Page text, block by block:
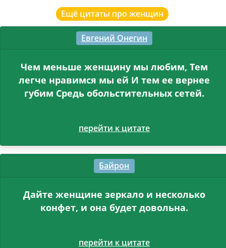
Ещё цитаты про женщин
Евгений Онегин
Чем меньше женщину мы любим, Тем
легче нравимся мы ей И тем ее вернее
губим Средь обольстительных сетей.
перейти к цитате
Байрон
Дайте женщине зеркало и несколько
конфет, и она будет довольна.
перейти к цитате